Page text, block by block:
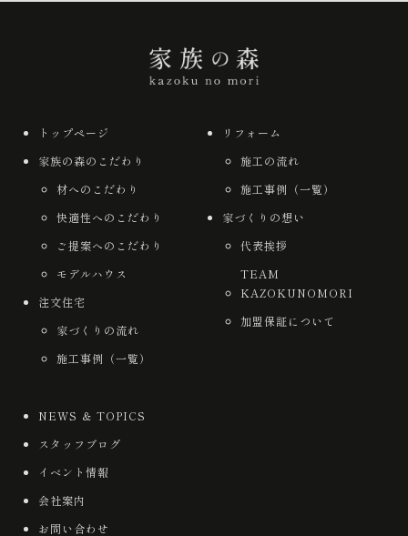
トップページ
家族の森のこだわり
材へのこだわり
快適性へのこだわり
ご提案へのこだわり
モデルハウス
注文住宅
家づくりの流れ
施工事例（一覧）
リフォーム
施工の流れ
施工事例（一覧）
家づくりの想い
代表挨拶
TEAM
KAZOKUNOMORI
加盟保証について
NEWS ＆ TOPICS
スタッフブログ
イベント情報
会社案内
お問い合わせ